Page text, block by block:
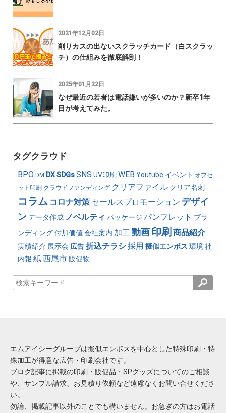
2021年12月02日
削りカスの出ないスクラッチカード（白スクラッ
チ）の仕組みを徹底解剖！
2025年01月22日
なぜ最近の若者は電話嫌いが多いのか？新卒1年
目が考えてみた。
タグクラウド
BPO DM DXSDGsSNS UV印刷 WEB Youtube イベント オフセ
ット印刷 クラウドファンディング クリアファイル クリア名刺
コラム コロナ対策 セールスプロモーション デザイ
ンデータ作成 ノベルティ パッケージ パンフレット ブラ
ンディング付加価値 会社案内 加工動画印刷 商品紹介
実績紹介 展示会 広告折込チラシ採用 擬似エンボス 環境 社
内報 紙西尾市 販促物
エムアイシーグループは擬似エンボスを中心とした特殊印刷・特
殊加工が得意な広告・印刷会社です。
ブログ記事に掲載の印刷・販促品・SPグッズについてのご相談
や、サンプル請求、お見積り依頼など遠慮なくお問い合せくださ
い。
勿論、掲載記事以外のことでも構いません。お急ぎの方はお電話